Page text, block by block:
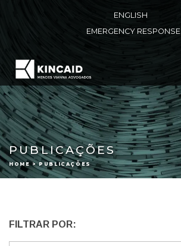
ENGLISH
EMERGENCY RESPONSE
PUBLICAÇÕES
HOME > PUBLICAÇÕES
FILTRAR POR: